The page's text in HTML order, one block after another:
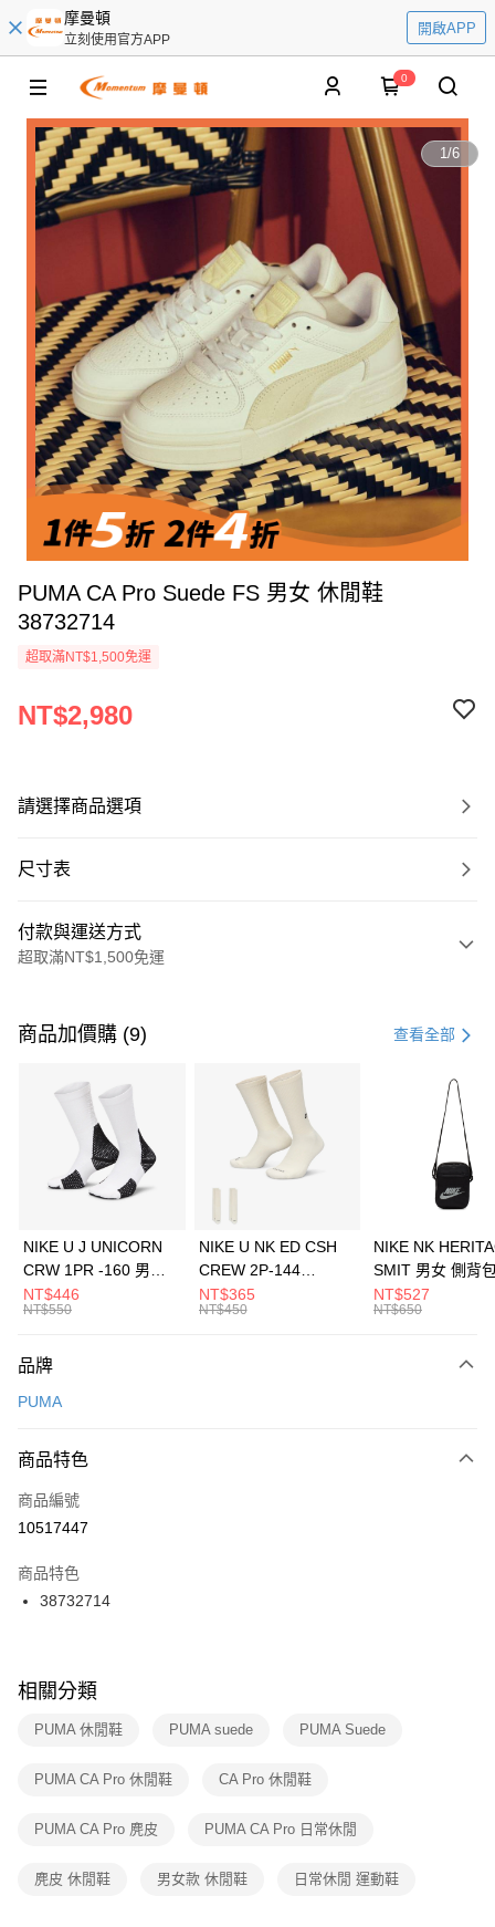
摩曼頓
立刻使用官方APP
開啟APP
0
1/6
PUMA CA Pro Suede FS 男女 休閒鞋
38732714
超取滿NT$1,500免運
NT$2,980
請選擇商品選項
尺寸表
付款與運送方式
超取滿NT$1,500免運
信用卡一次付款
3 期 0 利率 每期 21家銀行
合作金庫商業銀行
第一商業銀行
華南商業銀行
彰化商業銀行
上海商業儲蓄銀行
元大商業銀行
台灣樂天信用卡公司
Apple Pay
全盈+PAY
AFTEE先享後付
【關於「AFTEE先享後付」】
便利好安心！
３．安心：先確認商品／服務後，再付款。
【「AFTEE先享後付」結帳流程】
１．於結帳方式選擇「AFTEE先享後付」後，將跳轉至「AFTEE先享後付」
２．訂單成立數日內，您將收到繳費通知簡訊。
３．收到繳費通知簡訊後14天內，點擊此簡訊中的連結，可透過四大超商／
ATM／網路銀行／等多元方式進行付款，方視為交易完成。
※ 交易是否成功請以「AFTEE先享後付 」之結帳頁面顯示為準，若有關於
是否繳費成功／繳費後需取消欲退款等相關疑問，請聯繫「AFTEE先享後付
客戶支援中心」https://netprotections.freshdesk.com/support/home
１．透過由恩沛科技股份有限公司提供之「AFTEE先享後付」服務完成之交
權轉讓予恩沛科技股份有限公司。
３．未成年的使用者請事先徵得法定代理人或監護人之同意方可使用
運送方式
每筆NT$100，滿NT$1,500(含以上)免運費
宅配
每筆NT$100，滿NT$1,500(含以上)免運費
付款後門市自取
每筆NT$100，滿NT$1,500(含以上)免運費
商品加價購 (9) 查看全部
NIKE U J UNICORN
CRW 1PR -160 男女
中統襪 FZ3393100
NT$446
NT$550
NIKE U NK ED CSH
CREW 2P-144
EMBRDY 男女 短統襪
FZ3073133
NT$365
NT$450
NIKE NK
SMIT 男女 側背
BA5871010
NT$527
NT$650
品牌
PUMA
商品特色
商品編號
10517447
商品特色
38732714
相關分類
PUMA 休閒鞋 PUMA suede PUMA Suede
PUMA CA Pro 休閒鞋 CA Pro 休閒鞋
PUMA CA Pro 麂皮 PUMA CA Pro 日常休閒
麂皮 休閒鞋 男女款 休閒鞋 日常休閒 運動鞋